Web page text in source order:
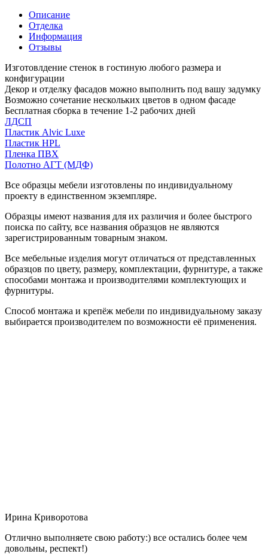
Описание
Отделка
Информация
Отзывы
Изготовлдение стенок в гостиную любого размера и
конфигурации
Декор и отделку фасадов можно выполнить под вашу задумку
Возможно сочетание нескольких цветов в одном фасаде
Бесплатная сборка в течение 1-2 рабочих дней
ЛДСП
Пластик Alvic Luxe
Пластик HPL
Пленка ПВХ
Полотно АГТ (МДФ)
Все образцы мебели изготовлены по индивидуальному
проекту в единственном экземпляре.
Образцы имеют названия для их различия и более быстрого
поиска по сайту, все названия образцов не являются
зарегистрированным товарным знаком.
Все мебельные изделия могут отличаться от представленных
образцов по цвету, размеру, комплектации, фурнитуре, а также
способами монтажа и производителями комплектующих и
фурнитуры.
Способ монтажа и крепёж мебели по индивидуальному заказу
выбирается производителем по возможности её применения.
Ирина Криворотова
Отлично выполняете свою работу:) все остались более чем
довольны, респект!)